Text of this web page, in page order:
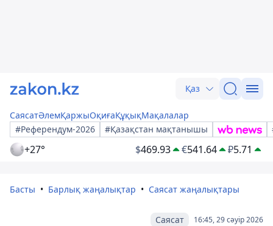
Қаз
СаясатӘлемҚаржыОқиғаҚұқықМақалалар
#Референдум-2026
#Қазақстан мақтанышы
+27° $469.93 €541.64 ₽5.71
Басты Барлық жаңалықтар Саясат жаңалықтары
16:45, 29 сәуір 2026
Саясат